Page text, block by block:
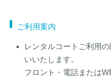
ご利用案内
レンタルコートご利用
いいたします。
フロント・電話または